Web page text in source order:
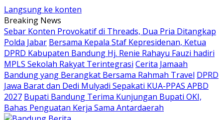
Langsung ke konten
Breaking News
Sebar Konten Provokatif di Threads, Dua Pria Ditangkap
Polda Jabar Bersama Kepala Staf Kepresidenan, Ketua
DPRD Kabupaten Bandung Hj. Renie Rahayu Fauzi hadiri
MPLS Sekolah Rakyat Terintegrasi Cerita Jamaah
Bandung yang Berangkat Bersama Rahmah Travel DPRD
Jawa Barat dan Dedi Mulyadi Sepakati KUA-PPAS APBD
2027 Bupati Bandung Terima Kunjungan Bupati OKI,
Bahas Penguatan Kerja Sama Antardaerah